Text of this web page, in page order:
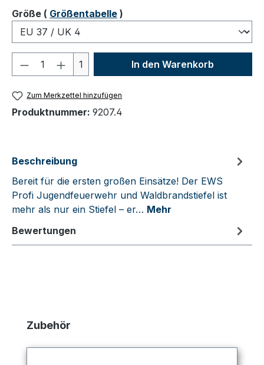
Größeauswählen
( Größentabelle )
Produkt Anzahl: Gib den
1 In den Warenkorb
Zum Merkzettel hinzufügen
Produktnummer: 9207.4
Beschreibung
Bereit für die ersten großen Einsätze! Der EWS
Profi Jugendfeuerwehr und Waldbrandstiefel ist
mehr als nur ein Stiefel – er… Mehr
Bewertungen
Produktgalerie überspringen
Zubehör